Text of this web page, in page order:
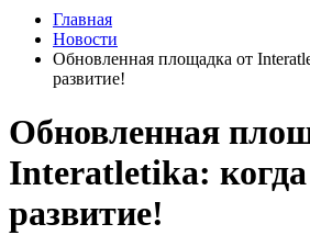
Главная
Новости
Обновленная площадка от
развитие!
Обновленная
Interatletika: когда
развитие!